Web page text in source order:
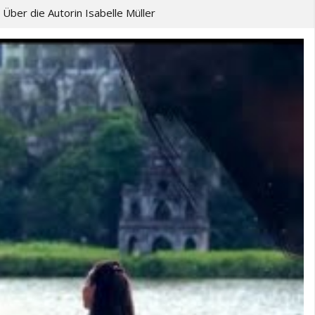
Über die Autorin Isabelle Müller